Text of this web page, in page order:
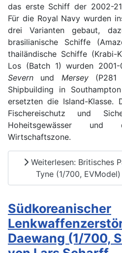
das erste Schiff der 2002-
Für die Royal Navy wurden
drei Varianten gebaut,
brasilianische Schiffe
thailändische Schiffe (Krabi-
Los (Batch 1) wurden
Severn und Mersey(P281
Shipbuilding in
ersetzten die Island-Klasse.
Fischereischutz und
Hoheitsgewässer und
Wirtschaftszone.
Weiterlesen: Britisches
Tyne (1/700,
Südkoreanischer
Daewang (1/700,